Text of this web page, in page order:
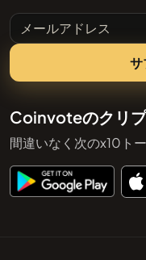
メールアドレス
Coinvoteのクリ
間違いなく次のx10ト